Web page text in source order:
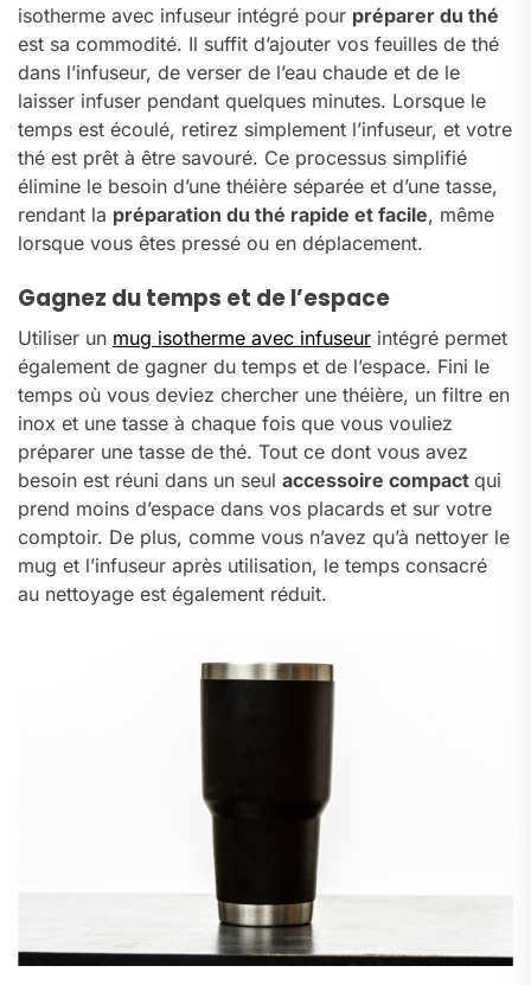
isotherme avec infuseur intégré pour préparer du thé
est sa commodité. Il suffit d’ajouter vos feuilles de thé
dans l’infuseur, de verser de l’eau chaude et de le
laisser infuser pendant quelques minutes. Lorsque le
temps est écoulé, retirez simplement l’infuseur, et votre
thé est prêt à être savouré. Ce processus simplifié
élimine le besoin d’une théière séparée et d’une tasse,
rendant la préparation du thé rapide et facile, même
lorsque vous êtes pressé ou en déplacement.
Gagnez du temps et de l’espace
Utiliser un mug isotherme avec infuseur intégré permet
également de gagner du temps et de l’espace. Fini le
temps où vous deviez chercher une théière, un filtre en
inox et une tasse à chaque fois que vous vouliez
préparer une tasse de thé. Tout ce dont vous avez
besoin est réuni dans un seul accessoire compact qui
prend moins d’espace dans vos placards et sur votre
comptoir. De plus, comme vous n’avez qu’à nettoyer le
mug et l’infuseur après utilisation, le temps consacré
au nettoyage est également réduit.